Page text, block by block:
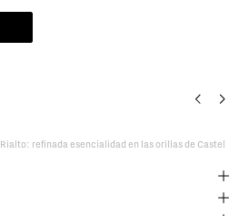
Rialto: refinada esencialidad en las orillas de Castel